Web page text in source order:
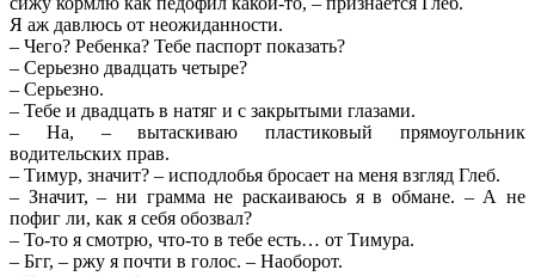
Я аж давлюсь от неожиданности.
– Чего? Ребенка? Тебе паспорт показать?
– Серьезно двадцать четыре?
– Серьезно.
– Тебе и двадцать в натяг и с закрытыми глазами.
– На, – вытаскиваю пластиковый прямоугольник
водительских прав.
– Тимур, значит? – исподлобья бросает на меня взгляд Глеб.
– Значит, – ни грамма не раскаиваюсь я в обмане. – А не
пофиг ли, как я себя обозвал?
– То-то я смотрю, что-то в тебе есть… от Тимура.
– Бгг, – ржу я почти в голос. – Наоборот.